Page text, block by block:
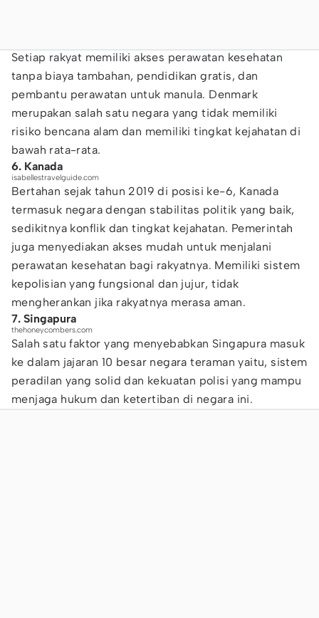
Setiap rakyat memiliki akses perawatan kesehatan
tanpa biaya tambahan, pendidikan gratis, dan
pembantu perawatan untuk manula. Denmark
merupakan salah satu negara yang tidak memiliki
risiko bencana alam dan memiliki tingkat kejahatan di
bawah rata-rata.
6. Kanada
isabellestravelguide.com
Bertahan sejak tahun 2019 di posisi ke-6, Kanada
termasuk negara dengan stabilitas politik yang baik,
sedikitnya konflik dan tingkat kejahatan. Pemerintah
juga menyediakan akses mudah untuk menjalani
perawatan kesehatan bagi rakyatnya. Memiliki sistem
kepolisian yang fungsional dan jujur, tidak
mengherankan jika rakyatnya merasa aman.
7. Singapura
thehoneycombers.com
Salah satu faktor yang menyebabkan Singapura masuk
ke dalam jajaran 10 besar negara teraman yaitu, sistem
peradilan yang solid dan kekuatan polisi yang mampu
menjaga hukum dan ketertiban di negara ini.